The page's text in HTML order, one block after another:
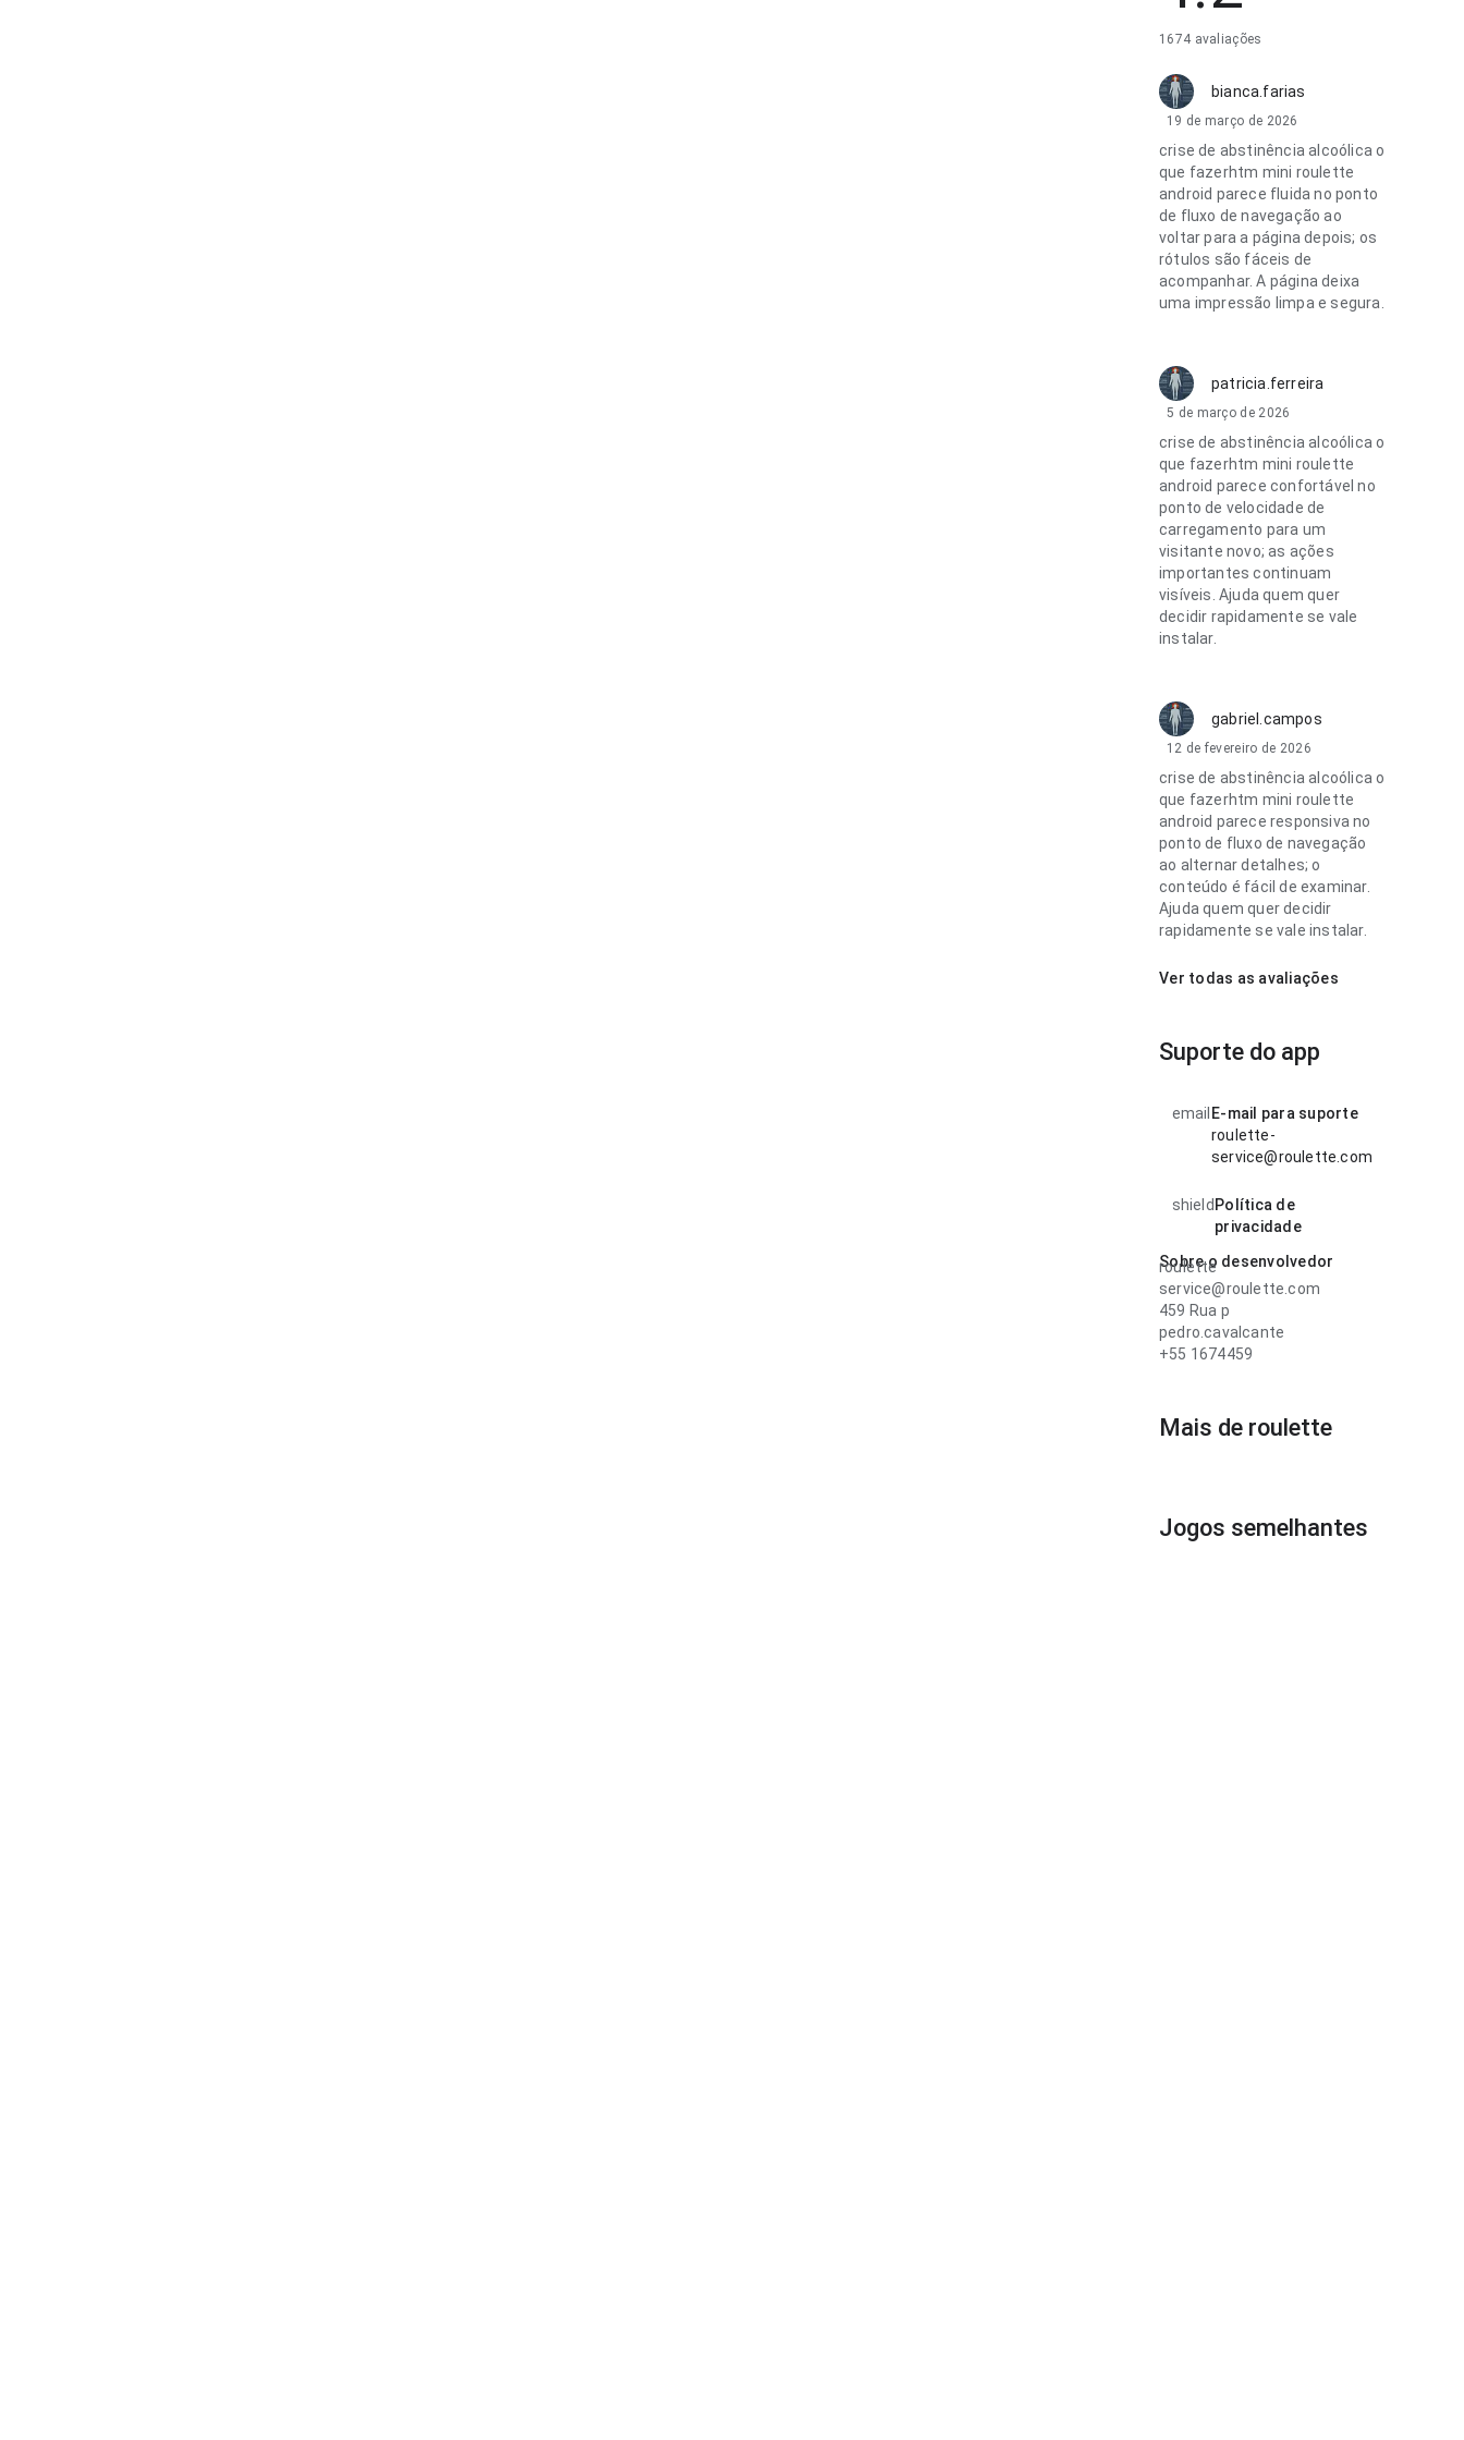
1674 avaliações
bianca.farias
19 de março de 2026
crise de abstinência alcoólica o
que fazerhtm mini roulette
android parece fluida no ponto
de fluxo de navegação ao
voltar para a página depois; os
rótulos são fáceis de
acompanhar. A página deixa
uma impressão limpa e segura.
patricia.ferreira
5 de março de 2026
crise de abstinência alcoólica o
que fazerhtm mini roulette
android parece confortável no
ponto de velocidade de
carregamento para um
visitante novo; as ações
importantes continuam
visíveis. Ajuda quem quer
decidir rapidamente se vale
instalar.
gabriel.campos
12 de fevereiro de 2026
crise de abstinência alcoólica o
que fazerhtm mini roulette
android parece responsiva no
ponto de fluxo de navegação
ao alternar detalhes; o
conteúdo é fácil de examinar.
Ajuda quem quer decidir
rapidamente se vale instalar.
Ver todas as avaliações
Suporte do app
email E-mail para suporte
roulette-
service@roulette.com
shield Política de
privacidade
Sobre o desenvolvedor
roulette
service@roulette.com
459 Rua p
pedro.cavalcante
+55 1674459
Mais de roulette
Jogos semelhantes